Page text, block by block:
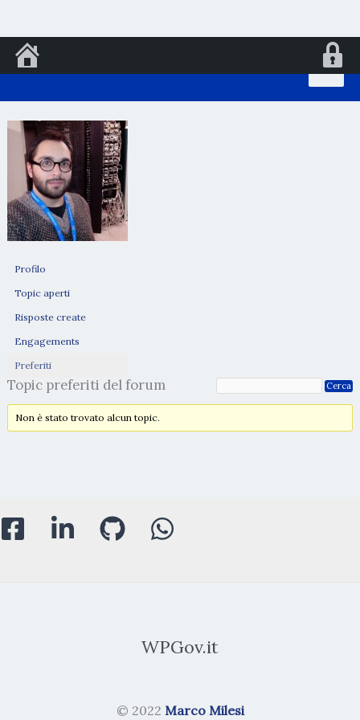
al
Profilo
Topic aperti
Risposte create
Engagements
Preferiti
Topic preferiti del forum
Non è stato trovato alcun topic.
WPGov.it
© 2022 Marco Milesi